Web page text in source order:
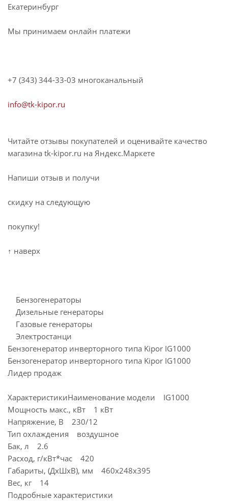
Екатеринбург
Мы принимаем онлайн платежи
+7 (343) 344-33-03 многоканальный
info@tk-kipor.ru
Читайте отзывы покупателей и оценивайте качество
магазина tk-kipor.ru на Яндекс.Маркете
Напиши отзыв и получи
скидку на следующую
покупку!
↑ наверх
Бензогенераторы
Дизельные генераторы
Газовые генераторы
Электростанци
Бензогенератор инверторного типа Kipor IG1000
Бензогенератор инверторного типа Kipor IG1000
Лидер продаж
ХарактеристикиНаименование модели IG1000
Мощность макс., кВт 1 кВт
Напряжение, В 230/12
Тип охлаждения воздушное
Бак, л 2.6
Расход, г/кВт*час 420
Габариты, (ДхШхВ), мм 460х248х395
Вес, кг 14
Подробные характеристики